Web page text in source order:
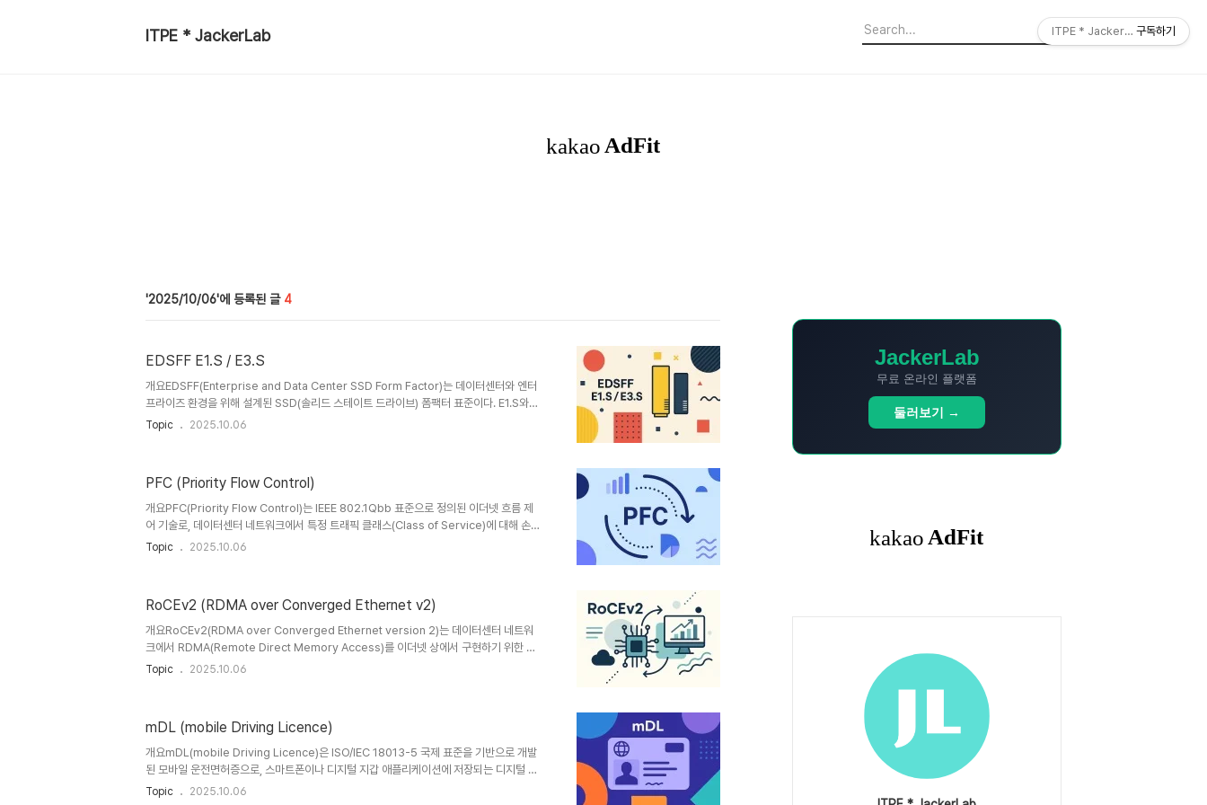
ITPE * JackerLab
2025/10/06 4
EDSFF E1.S / E3.S
개요EDSFF(Enterprise and Data Center SSD Form Factor)는 데이터센터와 엔터
프라이즈 환경을 위해 설계된 SSD(솔리드 스테이트 드라이브) 폼팩터 표준이다. E1.S와
E3.S는 기존 U.2, M.2 폼팩터의 한계를 극복하고, 고성능·고밀도·발열 관리 최적화 측면에
및 스토리지용 SSDU.2 대체, 확장성과 호환성 최적화EDSFF는 대규모 클라우드, AI,
HPC 워크로..
Topic 2025.10.06
PFC (Priority Flow Control)
개요PFC(Priority Flow Control)는 IEEE 802.1Qbb 표준으로 정의된 이더넷 흐름 제
어 기술로, 데이터센터 네트워크에서 특정 트래픽 클래스(Class of Service)에 대해 손실
없는 전송을 보장한다. RDMA over Converged Ethernet(RoCE)과 같은 초저지연 애
AI/ML, 스토리지 네트워크무손실·저지연 통신 요구PFC는 전통적인 PAUSE 프레임을 확
장하여, 전체 링크가 아..
Topic 2025.10.06
RoCEv2 (RDMA over Converged Ethernet v2)
개요RoCEv2(RDMA over Converged Ethernet version 2)는 데이터센터 네트워
크에서 RDMA(Remote Direct Memory Access)를 이더넷 상에서 구현하기 위한 프
로토콜이다. RoCE의 확장 버전으로, L2에 국한되었던 기존 RoCE를 넘어 L3 라우팅 환
역폭 네트워크 필요RoCEv2는 데이터센터의 HPC(고성능 컴퓨팅), AI/ML, 클라우드 워
크로드에서 핵심 네트워크 기술로 자리잡고 있다.2. 특징..
Topic 2025.10.06
mDL (mobile Driving Licence)
개요mDL(mobile Driving Licence)은 ISO/IEC 18013-5 국제 표준을 기반으로 개발
된 모바일 운전면허증으로, 스마트폰이나 디지털 지갑 애플리케이션에 저장되는 디지털 신
원증이다. 기존 플라스틱 카드 기반 운전면허증을 대체하거나 보완하며, 보안성과 개인정보
Topic 2025.10.06
JackerLab
무료 온라인 플랫폼
둘러보기 →
ITPE * JackerLab구독하기